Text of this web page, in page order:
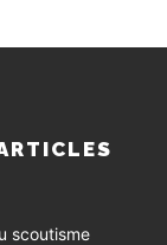
scoutisme